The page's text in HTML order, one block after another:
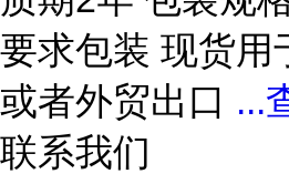
要求包装 现货用
或者外贸出口 ...
联系我们